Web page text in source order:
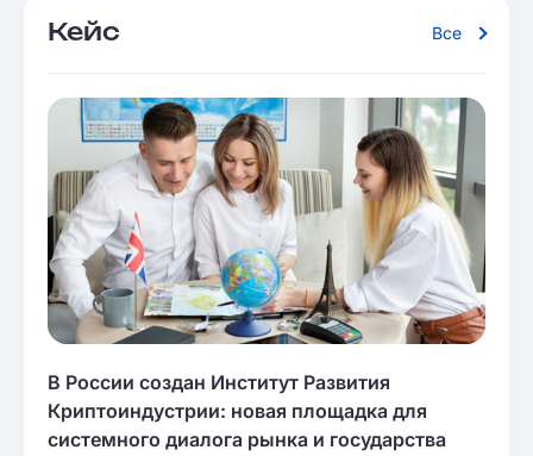
Кейс Все
В России создан Институт Развития
Криптоиндустрии: новая площадка для
системного диалога рынка и государства